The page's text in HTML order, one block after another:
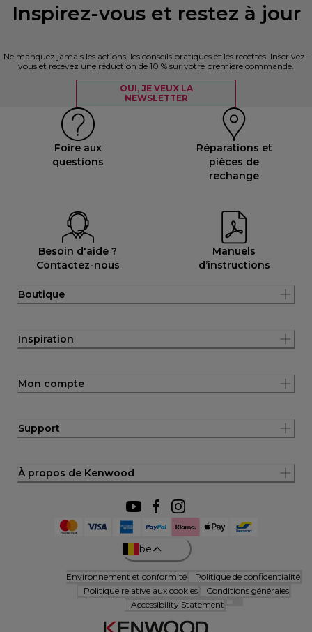
Inspirez-vous et restez à jour
Ne manquez jamais les actions, les conseils pratiques et les recettes. Inscrivez-
vous et recevez une réduction de 10 % sur votre première commande.
OUI, JE VEUX LA
NEWSLETTER
Foire aux
questions
Réparations et
pièces de
rechange
Besoin d'aide ?
Contactez-nous
Manuels
d’instructions
Boutique
Inspiration
Mon compte
Support
À propos de Kenwood
be
Environnement et conformité
Politique de confidentialité
Politique relative aux cookies
Conditions générales
Accessibility Statement